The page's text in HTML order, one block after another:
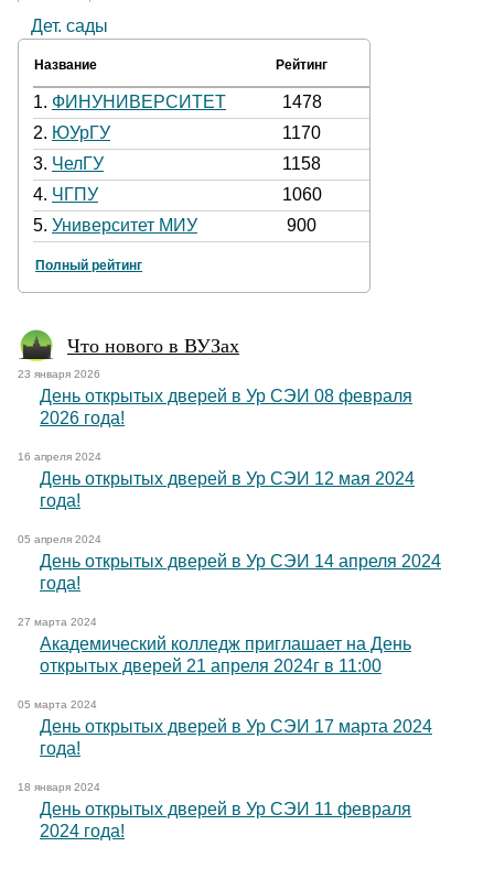
Дет. сады
Название Рейтинг
1. ФИНУНИВЕРСИТЕТ
1478
2. ЮУрГУ
1170
3. ЧелГУ
1158
4. ЧГПУ
1060
5. Университет МИУ 900
Полный рейтинг
Что нового в ВУЗах
23 января 2026
День открытых дверей в Ур СЭИ 08 февраля
2026 года!
16 апреля 2024
День открытых дверей в Ур СЭИ 12 мая 2024
года!
05 апреля 2024
День открытых дверей в Ур СЭИ 14 апреля 2024
года!
27 марта 2024
Академический колледж приглашает на День
открытых дверей 21 апреля 2024г в 11:00
05 марта 2024
День открытых дверей в Ур СЭИ 17 марта 2024
года!
18 января 2024
День открытых дверей в Ур СЭИ 11 февраля
2024 года!